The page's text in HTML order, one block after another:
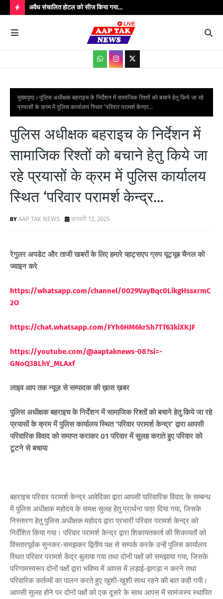
O
S
S
श्री अवैध संचालित होटल को सीज किया गया...
मुख्यपृष्ठ
पुलिस अधीक्षक बहराइच के निर्देशन में सामाजिक रिश्तों को बचाने हेतु किये जा रहे
प्रयासों के क्रम में पुलिस कार्यालय स्थित ‘परिवार परामर्श केन्द्र...
पुलिस अधीक्षक बहराइच के निर्देशन में
सामाजिक रिश्तों को बचाने हेतु किये जा
रहे प्रयासों के क्रम में पुलिस कार्यालय
स्थित ‘परिवार परामर्श केन्द्र...
AAP TAK NEWS फ़रवरी 12, 2025
रेगुलर अपडेट और ताजी खबरों के लिए हमारे व्हाट्सएप ग्रुप यूट्यूब चैनल को
ज्वाइन करे
https://whatsapp.com/channel/0029VayBqc0LikgHssxrmC
2O
https://chat.whatsapp.com/FYh6HM6krSh7TT63kiXKJF
https://youtube.com/@aaptaknews-08?si=-
GNoQ38LhY_MLAxf
लाइव आप तक न्यूज़ से सम्पादक की ख़ास ख़बर
पुलिस अधीक्षक बहराइच के निर्देशन में सामाजिक रिश्तों को बचाने हेतु किये जा रहे
प्रयासों के क्रम में पुलिस कार्यालय स्थित ‘परिवार परामर्श केन्द्र’ द्वारा आपसी
परिवारिक विवाद को समाप्त कराकर 01 परिवार में सुलह कराते हुए परिवार को
टूटने से बचाया
बहराइच परिवार परामर्श केन्द्र आवेदिका द्वारा आपसी पारिवारिक विवाद के सम्बन्ध
में पुलिस अधीक्षक महोदय के समक्ष सुलह हेतु प्रार्थना पत्र दिया गया, जिसके
निस्तारण हेतु पुलिस अधीक्षक महोदय द्वारा प्रभारी परिवार परामर्श केन्द्र को
निर्देशित किया गया। परिवार परामर्श केन्द्र द्वारा शिकायतकर्ता की शिकायतों को
विस्तारपूर्वक सुनकर-समझकर द्वितीय पक्ष से सम्पर्क करके उन्हें पुलिस कार्यालय
स्थित परिवार परामर्श केंद्र बुलाया गया तथा दोनों पक्षों को समझाया गया, जिसके
परिणामस्वरूप दोनों पक्षों द्वारा भविष्य में आपस में लड़ाई-झगड़ा न करने तथा
परिवारिक कर्तव्यों का पालन करते हुए खुशी-खुशी साथ रहने की बात कही गयी।
आपसी सुलह होने पर दोनों पक्षों को एक दूसरे के साथ आपस में सामंजस्य स्थापित